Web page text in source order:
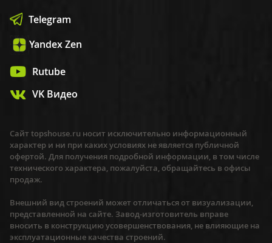
Telegram
Yandex Zen
Rutube
VK Видео
Сайт topshouse.ru носит исключительно информационный
характер и ни при каких условиях не является публичной
офертой. Для получения подробной информации, в том числе
технического характера, пожалуйста, обращайтесь в офисы
продаж.
Внешний вид строений может отличаться от визуализации,
представленной на сайте. Завод-изготовитель вправе
вносить в конструкцию усовершенствования, не влияющие на
эксплуатационные качества строений.